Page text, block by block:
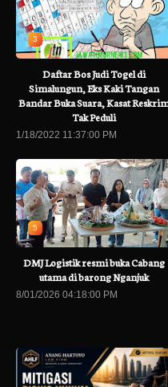
3
Daftar Bos Judi Togel di
Simalungun, Eks Kaki Tangan
Bandar Buka Suara, Kasat
Tak Peduli
1/18/2022 11:37:00 PM
5
DMJ Logistik resmi buka Cabang
utama di barong Nganjuk
8/01/2026 04:18:00 PM